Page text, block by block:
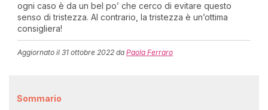
ogni caso è da un bel po’ che cerco di evitare questo
senso di tristezza. Al contrario, la tristezza è un’ottima
consigliera!
Aggiornato il 31 ottobre 2022 da Paola Ferraro
Sommario